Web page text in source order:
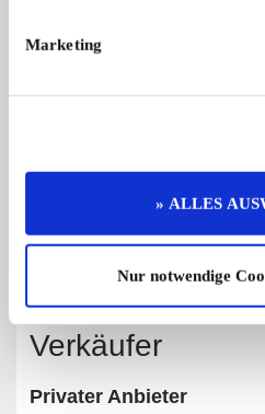
Marketing
» ALLES
Nur notwendige
0 x gemerkt
Verkäufer
Privater Anbieter